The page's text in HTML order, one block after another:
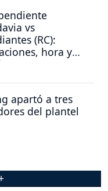
vs
(RC):
hora y
ver por tv
apartó a tres
del plantel